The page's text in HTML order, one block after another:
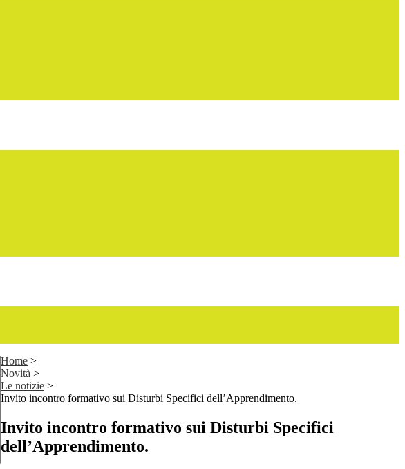
Home >
Novità >
Le notizie >
Invito incontro formativo sui Disturbi Specifici dell’Apprendimento.
Invito incontro formativo sui Disturbi Specifici
dell’Apprendimento.